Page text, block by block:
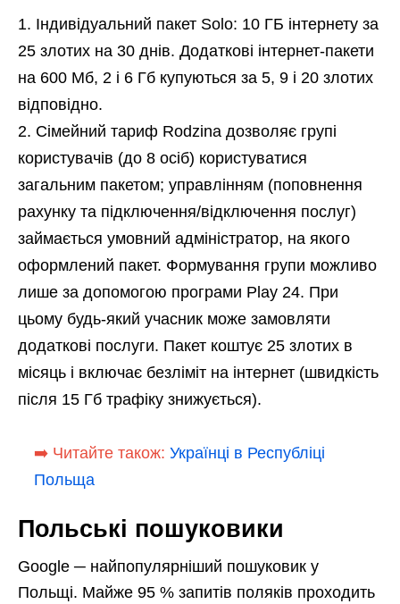
Індивідуальний пакет Solo: 10 ГБ інтернету за
25 злотих на 30 днів. Додаткові інтернет-пакети
на 600 Мб, 2 і 6 Гб купуються за 5, 9 і 20 злотих
відповідно.
Сімейний тариф Rodzina дозволяє групі
користувачів (до 8 осіб) користуватися
загальним пакетом; управлінням (поповнення
рахунку та підключення/відключення послуг)
займається умовний адміністратор, на якого
оформлений пакет. Формування групи можливо
лише за допомогою програми Play 24. При
цьому будь-який учасник може замовляти
додаткові послуги. Пакет коштує 25 злотих в
місяць і включає безліміт на інтернет (швидкість
після 15 Гб трафіку знижується).
➡️ Читайте також: Українці в Республіці
Польща
Польські пошуковики
Google ─ найпопулярніший пошуковик у
Польщі. Майже 95 % запитів поляків проходить